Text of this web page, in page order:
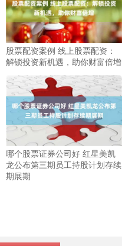
股票配资案例 线上股票配资：
解锁投资新机遇，助你财富倍增
哪个股票证券公司好 红星美凯
龙公布第三期员工持股计划存续
期展期